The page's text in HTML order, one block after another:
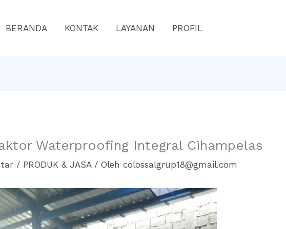
BERANDA KONTAK LAYANAN PROFIL
Waterproofing Integral Cihampelas
/ PRODUK & JASA/ Olehcolossalgrup18@gmail.com